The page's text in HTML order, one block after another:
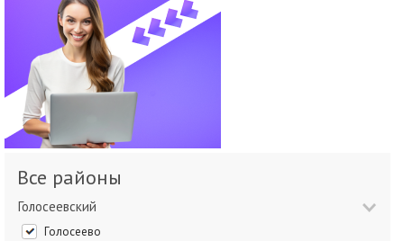
Все районы
Голосеевский
Голосеево